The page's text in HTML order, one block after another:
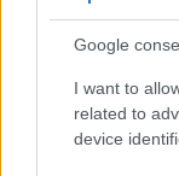
Google
I want to
related to
device
pedal yang
yang ingin